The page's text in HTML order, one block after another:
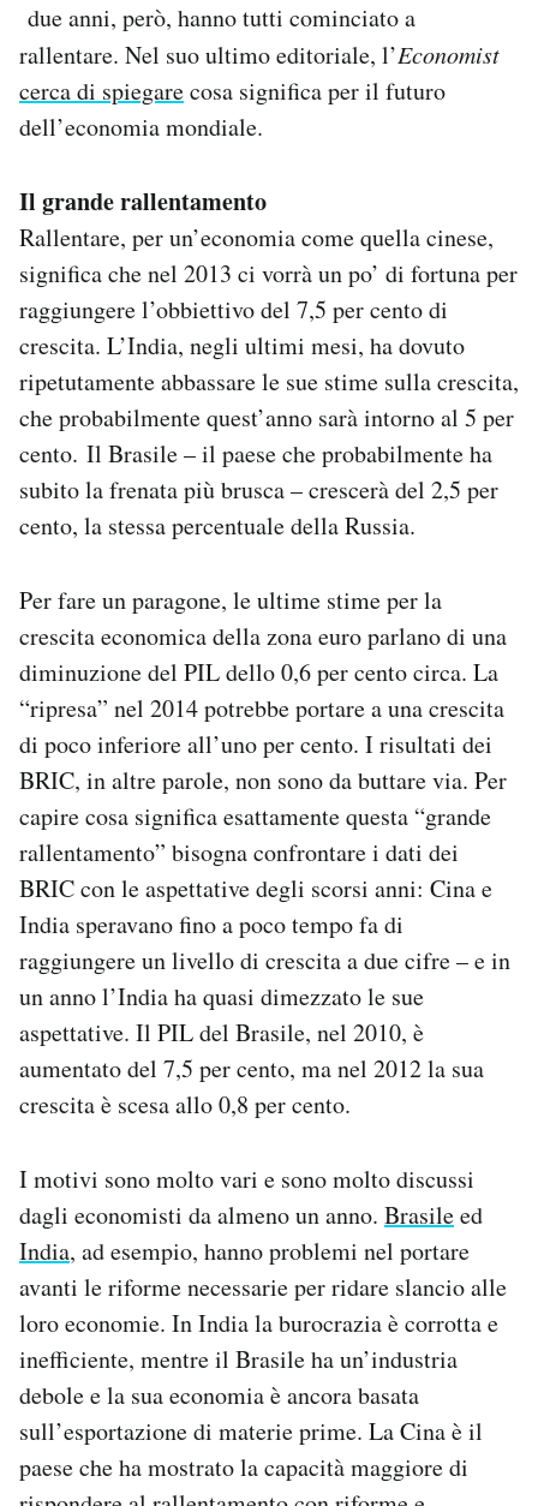
due anni, però, hanno tutti cominciato a
rallentare. Nel suo ultimo editoriale, l’Economist
cerca di spiegarecosa significa per il futuro
dell’economia mondiale.
Il grande rallentamento
Rallentare, per un’economia come quella cinese,
significa che nel 2013 ci vorrà un po’ di fortuna per
raggiungere l’obbiettivo del 7,5 per cento di
crescita. L’India, negli ultimi mesi, ha dovuto
ripetutamente abbassare le sue stime sulla crescita,
che probabilmente quest’anno sarà intorno al 5 per
cento. Il Brasile – il paese che probabilmente ha
subito la frenata più brusca – crescerà del 2,5 per
cento, la stessa percentuale della Russia.
Per fare un paragone, le ultime stime per la
crescita economica della zona euro parlano di una
diminuzione del PIL dello 0,6 per cento circa. La
“ripresa” nel 2014 potrebbe portare a una crescita
di poco inferiore all’uno per cento. I risultati dei
BRIC, in altre parole, non sono da buttare via. Per
capire cosa significa esattamente questa “grande
rallentamento” bisogna confrontare i dati dei
BRIC con le aspettative degli scorsi anni: Cina e
India speravano fino a poco tempo fa di
raggiungere un livello di crescita a due cifre – e in
un anno l’India ha quasi dimezzato le sue
aspettative. Il PIL del Brasile, nel 2010, è
aumentato del 7,5 per cento, ma nel 2012 la sua
crescita è scesa allo 0,8 per cento.
I motivi sono molto vari e sono molto discussi
dagli economisti da almeno un anno. Brasileed
India, ad esempio, hanno problemi nel portare
avanti le riforme necessarie per ridare slancio alle
loro economie. In India la burocrazia è corrotta e
inefficiente, mentre il Brasile ha un’industria
debole e la sua economia è ancora basata
sull’esportazione di materie prime. La Cina è il
paese che ha mostrato la capacità maggiore di